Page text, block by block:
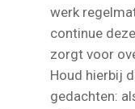
werk
continue
zorgt voor
Houd hierbij